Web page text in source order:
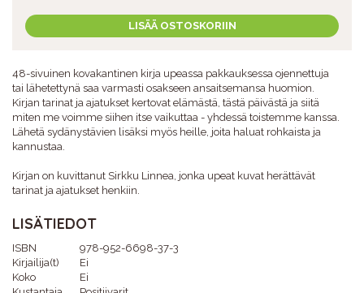
LISÄÄ OSTOSKORIIN
48-sivuinen kovakantinen kirja upeassa pakkauksessa ojennettuja
tai lähetettynä saa varmasti osakseen ansaitsemansa huomion.
Kirjan tarinat ja ajatukset kertovat elämästä, tästä päivästä ja siitä
miten me voimme siihen itse vaikuttaa - yhdessä toistemme kanssa.
Lähetä sydänystävien lisäksi myös heille, joita haluat rohkaista ja
kannustaa.
Kirjan on kuvittanut Sirkku Linnea, jonka upeat kuvat herättävät
tarinat ja ajatukset henkiin.
LISÄTIEDOT
ISBN
978-952-6698-37-3
Kirjailija(t)
Ei
Koko
Ei